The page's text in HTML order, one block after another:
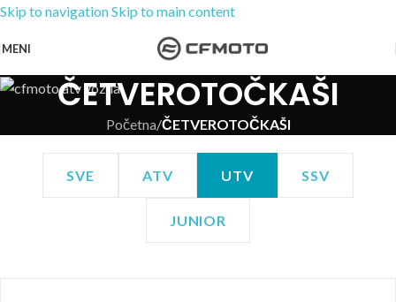
Skip to navigationSkip to main content
MENI
ČETVEROTOČKAŠI
Početna/ČETVEROTOČKAŠI
SVE ATV UTV SSV
JUNIOR